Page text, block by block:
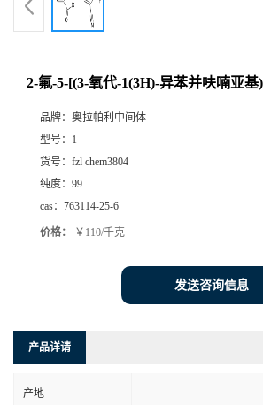
2-氟-5-[(3-氧代-1(3H)-异苯并呋喃亚
品牌： 奥拉帕利中间体
型号： 1
货号： fzl chem3804
纯度： 99
cas： 763114-25-6
价格： ￥110/千克
发送咨询信息
产品详请
产地